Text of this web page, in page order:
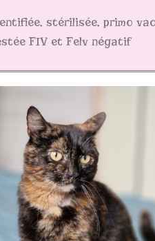
stérilisée, primo
FIV et Felv négatif